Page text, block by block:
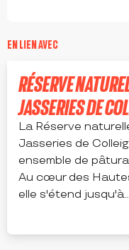
EN LIEN AVEC
RÉSERVE
JASSERIES DE
La Réserve
Jasseries de
ensemble de
Au cœur des
elle s'étend jusqu'à...